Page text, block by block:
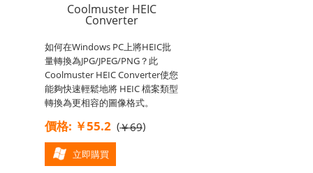
Coolmuster HEIC
Converter
如何在Windows PC上將HEIC批
量轉換為JPG/JPEG/PNG？此
Coolmuster HEIC Converter使您
能夠快速輕鬆地將 HEIC 檔案類型
轉換為更相容的圖像格式。
價格: ￥55.2 (￥69)
立即購買